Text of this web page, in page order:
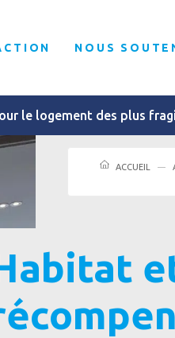
NOUS
le logement des plus
ACCUEIL